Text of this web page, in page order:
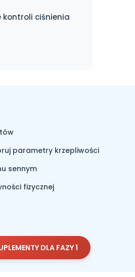
kontroli ciśnienia
parametry krzepliwości
sennym
fizycznej
DLA FAZY 1